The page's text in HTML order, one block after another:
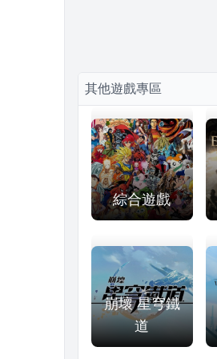
其他遊戲專區
綜合遊戲
崩壞 星穹鐵
道